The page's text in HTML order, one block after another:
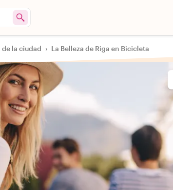
de la ciudad › La Belleza de Riga en Bicicleta